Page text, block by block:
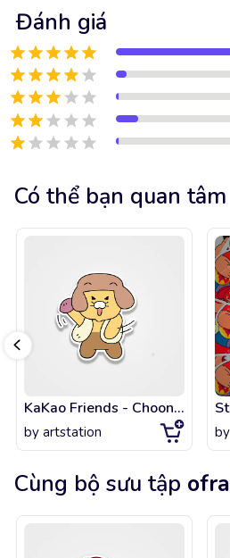
Đánh giá
Có thể bạn quan tâm
KaKao Friends - Choonsik is No. 1 Edition
by artstation by
Cùng bộ sưu tập